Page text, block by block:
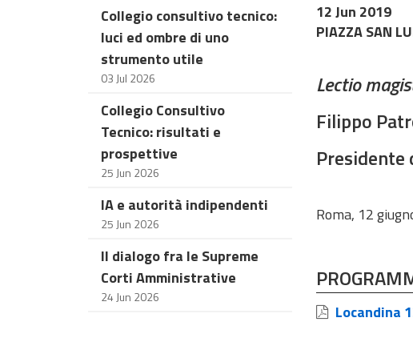
Collegio consultivo tecnico:
luci ed ombre di uno
strumento utile
03 Jul 2026
Collegio Consultivo
Tecnico: risultati e
prospettive
25 Jun 2026
IA e autorità indipendenti
25 Jun 2026
Il dialogo fra le Supreme
Corti Amministrative
24 Jun 2026
12 Jun 2019
PIAZZA SAN
Lectio
Filippo
Presidente
Roma, 12
Locandina